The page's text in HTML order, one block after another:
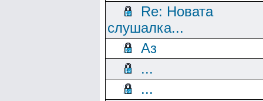
Re: Новата
слушалка...
Аз
...
...